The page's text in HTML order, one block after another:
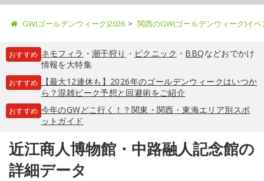
GW(ゴールデンウィーク)2026 関西のGW(ゴールデンウィーク)イ
おすすめ ネモフィラ ・ 潮干狩り ・ ピクニック ・ BBQなどおでかけ
情報を大特集
おすすめ
【最大12連休も】2026年のゴールデンウィークはいつか
ら？混雑ピーク予想と回避術をご紹介
おすすめ 今年のGWどこ行く！？関東・関西・東海エリア別スポ
ットガイド
近江商人博物館・中路融人記念館の
詳細データ